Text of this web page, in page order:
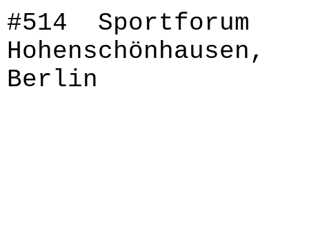
#514 Sportforum
Hohenschönhausen,
Berlin